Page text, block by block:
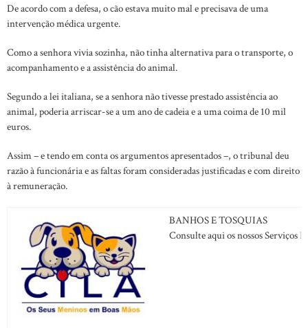
De acordo com a defesa, o cão estava muito mal e precisava de uma
intervenção médica urgente.
Como a senhora vivia sozinha, não tinha alternativa para o transporte, o
acompanhamento e a assistência do animal.
Segundo a lei italiana, se a senhora não tivesse prestado assistência ao
animal, poderia arriscar-se a um ano de cadeia e a uma coima de 10 mil
euros.
Assim – e tendo em conta os argumentos apresentados –, o tribunal deu
razão à funcionária e as faltas foram consideradas justificadas e com direito
à remuneração.
BANHOS E TOSQUIAS
Consulte aqui os nossos Serviços